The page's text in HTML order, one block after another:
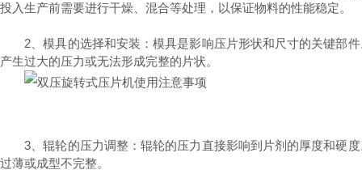
投入生产前需要进行干燥、混合等处理，以保证物料的性能稳定。
2、模具的选择和安装：模具是影响压片形状和尺寸的关键部件
产生过大的压力或无法形成完整的片状。
3、辊轮的压力调整：辊轮的压力直接影响到片剂的厚度和硬度
过薄或成型不完整。